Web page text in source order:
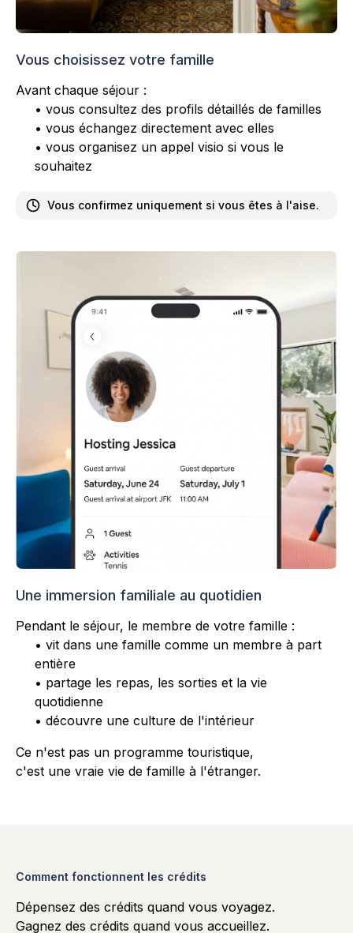
Vous choisissez votre famille
Avant chaque séjour :
• vous consultez des profils détaillés de familles
• vous échangez directement avec elles
• vous organisez un appel visio si vous le
souhaitez
Vous confirmez uniquement si vous êtes à l'aise.
Une immersion familiale au quotidien
Pendant le séjour, le membre de votre famille :
• vit dans une famille comme un membre à part
entière
• partage les repas, les sorties et la vie
quotidienne
• découvre une culture de l'intérieur
Ce n'est pas un programme touristique,
c'est une vraie vie de famille à l'étranger.
Comment fonctionnent les crédits
Dépensez des crédits quand vous voyagez.
Gagnez des crédits quand vous accueillez.